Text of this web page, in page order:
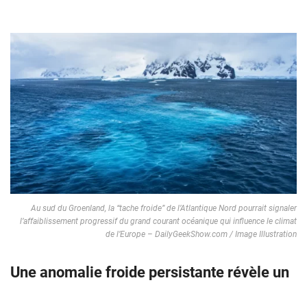
Au sud du Groenland, la “tache froide” de l’Atlantique Nord pourrait signaler
l’affaiblissement progressif du grand courant océanique qui influence le climat
de l’Europe – DailyGeekShow.com / Image Illustration
Une anomalie froide persistante révèle un